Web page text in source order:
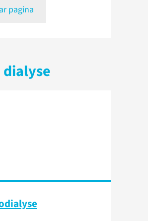
pagina